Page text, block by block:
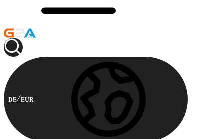
DE EUR